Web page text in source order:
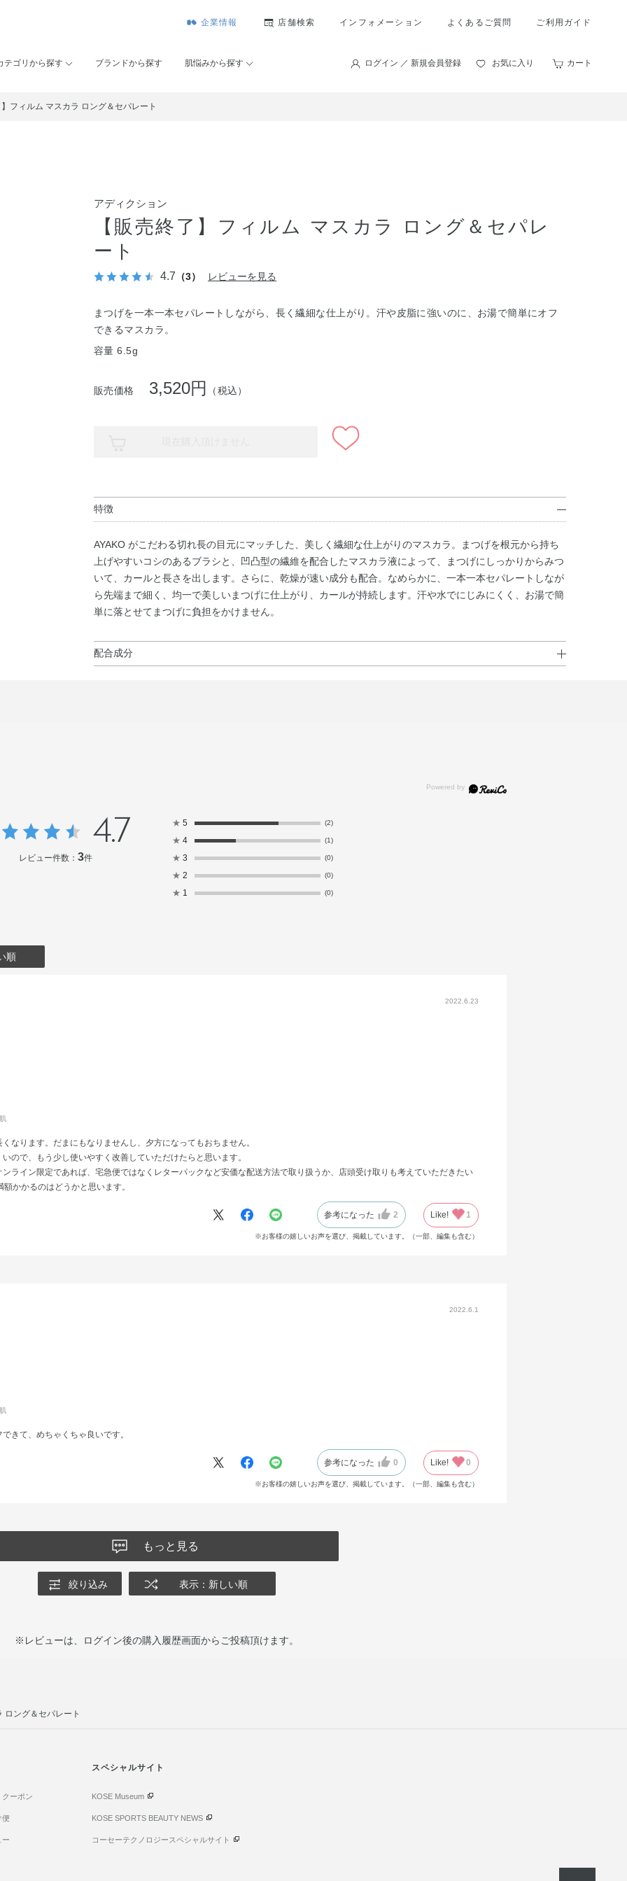
企業情報 店舗検索 インフォメーション よくあるご質問 ご利用ガイド
テゴリから探す ブランドから探す 肌悩みから探す ログイン ／ 新規会員登録 お気に入り カート
フィルム マスカラ ロング＆セパレート
アディクション
【販売終了】フィルム マスカラ ロング＆セパレ
ート
4.7 （3） レビューを見る
まつげを一本一本セパレートしながら、長く繊細な仕上がり。汗や皮脂に強いのに、お湯で簡単にオフ
できるマスカラ。
容量 6.5g
販売価格 3,520円 （税込）
特徴
AYAKO がこだわる切れ長の目元にマッチした、美しく繊細な仕上がりのマスカラ。まつげを根元から持ち
上げやすいコシのあるブラシと、凹凸型の繊維を配合したマスカラ液によって、まつげにしっかりからみつ
いて、カールと長さを出します。さらに、乾燥が速い成分も配合。なめらかに、一本一本セパレートしなが
ら先端まで細く、均一で美しいまつげに仕上がり、カールが持続します。汗や水でにじみにくく、お湯で簡
単に落とせてまつげに負担をかけません。
配合成分
ルビタン・セテアリルアルコール・セテス－25・ヒドロキシエチルセルロース・ポリビニルアルコール・ラ
ル・メチルパラベン・カーボンブラック・酸化鉄
4.7
レビュー件数： 3件
★ 5 (2)
★ 4 (1)
★ 3 (0)
★ 2 (0)
★ 1 (0)
順
2022.6.23
なります。だまにもなりませんし、夕方になってもおちません。
ので、もう少し使いやすく改善していただけたらと思います。
ライン限定であれば、宅急便ではなくレターパックなど安価な配送方法で取り扱うか、店頭受け取りも考えていただきたい
かかるのはどうかと思います。
参考になった 2 Like! 1
※お客様の嬉しいお声を選び、掲載しています。（一部、編集も含む）
2022.6.1
きて、めちゃくちゃ良いです。
参考になった 0 Like! 0
※お客様の嬉しいお声を選び、掲載しています。（一部、編集も含む）
もっと見る
絞り込み 表示：新しい順
※レビューは、ログイン後の購入履歴画面からご投稿頂けます。
ロング＆セパレート
クーポン
便
ー
スペシャルサイト
KOSE Museum
KOSE SPORTS BEAUTY NEWS
コーセーテクノロジースペシャルサイト